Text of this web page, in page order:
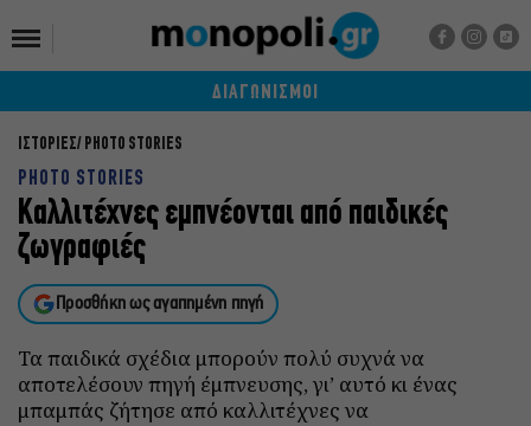
ΔΙΑΓΩΝΙΣΜΟΙ
ΙΣΤΟΡΙΕΣ PHOTO STORIES
PHOTO STORIES
Καλλιτέχνες εμπνέονται από παιδικές
ζωγραφιές
Προσθήκη ως αγαπημένη πηγή
Τα παιδικά σχέδια μπορούν πολύ συχνά να
αποτελέσουν πηγή έμπνευσης, γι’ αυτό κι ένας
μπαμπάς ζήτησε από καλλιτέχνες να